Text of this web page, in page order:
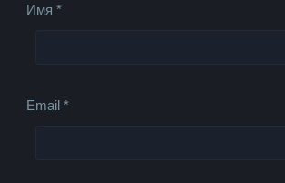
Имя*
Email*